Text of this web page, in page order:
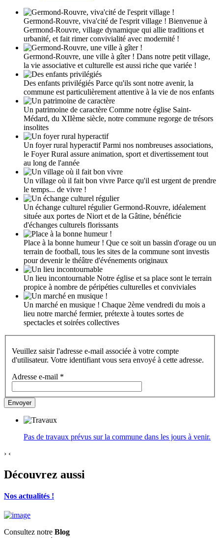
Germond-Rouvre, viva'cité de l'esprit village ! Bienvenue à
Germond-Rouvre, village dynamique qui allie traditions et
urbanité, et fait rimer convivialité avec modernité !
Germond-Rouvre, une ville à gîter ! Dans notre petit village,
la vie associative et culturelle est aussi riche que variée !
Des enfants privilégiés Parce qu'ils sont notre avenir, la
commune est particulièrement attentive à la vie de nos enfants
Un patrimoine de caractère Comme notre église Saint-
Médard, du XIIème siècle, notre commune regorge de trésors
insolites
Un foyer rural hyperactif Parmi nos nombreuses associations,
le Foyer Rural assure animation, sport et divertissement tout
au long de l'année
Un village où il fait bon vivre Parce qu'il est urgent de prendre
le temps... de vivre !
Un échange culturel régulier Germond-Rouvre, idéalement
située aux portes de Niort et de la Gâtine, bénéficie
d'échanges culturels florissants
Place à la bonne humeur ! Que ce soit un bassin d'orage ou un
terrain de football, tous les sites de la commune sont investis
pour devenir le théâtre d'événements originaux
Un lieu incontournable Notre église et sa place sont le terrain
propice à nombre de péripéties culturelles et conviviales
Un marché en musique ! Chaque 2ème vendredi du mois a
lieu notre marché fermier, prétexte à toutes sortes de
spectacles et soirées collectives
Veuillez saisir l'adresse e-mail associée à votre compte
d'utilisateur. Votre identifiant vous sera envoyé à cette adresse.
Adresse e-mail *
Envoyer
Pas de travaux prévus sur la commune dans les jours à venir.
› ‹
Découvrez aussi
Nos actualités !
Consultez notre Blog